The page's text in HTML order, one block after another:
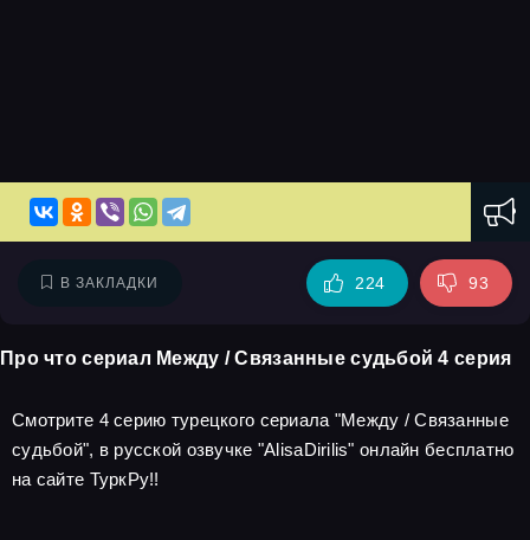
В ЗАКЛАДКИ 224 93
Про что сериал Между / Связанные судьбой 4 серия
Смотрите 4 серию турецкого сериала "Между / Связанные
судьбой", в русской озвучке "AlisaDirilis" онлайн бесплатно
на сайте ТуркРу!!